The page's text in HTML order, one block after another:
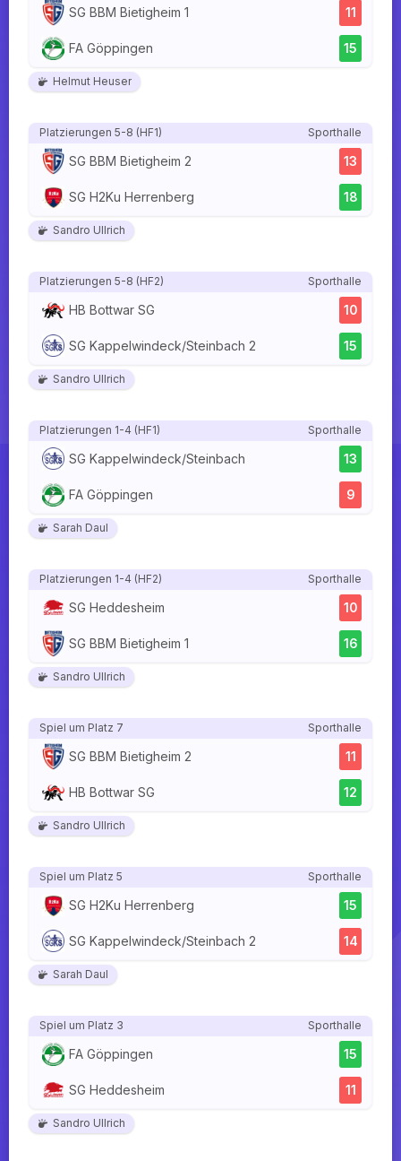
SG BBM Bietigheim 1 11
FA Göppingen 15
Helmut Heuser
Platzierungen 5-8 (HF1) Sporthalle
SG BBM Bietigheim 2 13
SG H2Ku Herrenberg 18
Sandro Ullrich
Platzierungen 5-8 (HF2) Sporthalle
HB Bottwar SG 10
SG Kappelwindeck/Steinbach 2 15
Sandro Ullrich
Platzierungen 1-4 (HF1) Sporthalle
SG Kappelwindeck/Steinbach 13
FA Göppingen 9
Sarah Daul
Platzierungen 1-4 (HF2) Sporthalle
SG Heddesheim 10
SG BBM Bietigheim 1 16
Sandro Ullrich
Spiel um Platz 7 Sporthalle
SG BBM Bietigheim 2 11
HB Bottwar SG 12
Sandro Ullrich
Spiel um Platz 5 Sporthalle
SG H2Ku Herrenberg 15
SG Kappelwindeck/Steinbach 2 14
Sarah Daul
Spiel um Platz 3 Sporthalle
FA Göppingen 15
SG Heddesheim 11
Sandro Ullrich